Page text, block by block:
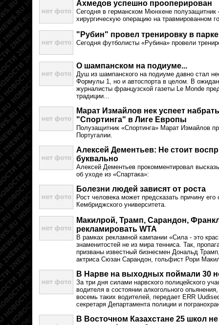
Ахмедов успешно прооперирован
Сегодня в германском Мюнхене
хирургическую операцию на травмированном
"Рубин" провел тренировку в парке
Сегодня футболисты «Рубина» провели
О шампанском на подиуме...
Душ из шампанского на подиуме давно стал
Формулы 1, но и автоспорта в целом. В
журналисты французской газеты Le Monde
традиции...
Марат Измайлов нек успеет
"Спортинга" в Лиге Европы
Полузащитник «Спортинга» Марат Измайлов
Португалии.
Алексей Дементьев: Не стоит
буквально
Алексей Дементьев прокомментировал
об уходе из «Спартака»:
Болезни людей зависят от роста
Рост человека может предсказать причину
Кембриджского университета.
Макилрой, Трамп, Сарандон,
рекламировать WTA
В рамках рекламной кампании «Сила - это
знаменитостей не из мира тенниса. Так,
призваны известный бизнесмен Дональд
актриса Сюзан Сарандон, гольфист Рори
В Нарве на выходных поймали 30
За три дня силами нарвского полицейского
водителя в состоянии алкогольного
восемь таких водителей, передает ERR
секретаря Департамента полиции и
В Восточном Казахстане 25 школ